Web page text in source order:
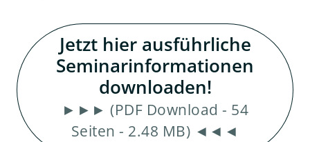
Jetzt hier ausführliche
Seminarinformationen
downloaden!
►►► (PDF Download - 54
Seiten - 2.48 MB) ◄◄◄